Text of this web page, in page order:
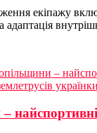
екіпажу
–